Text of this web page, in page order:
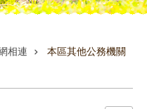
相連 本區其他公務機關